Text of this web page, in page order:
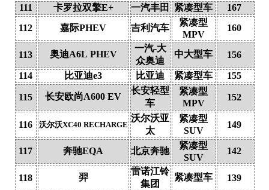
111
卡罗拉双擎E+ 一汽丰田 紧凑型车
167
112
嘉际PHEV 吉利汽车
紧凑型
MPV
160
113 奥迪A6L PHEV
一汽-大
众奥迪
中大型车 156
114 比亚迪e3 比亚迪 紧凑型车 155
115 长安欧尚A600 EV
长安轻型
车
紧凑型
MPV
152
116 沃尔沃XC40 RECHARGE
沃尔沃亚
太
紧凑型
SUV
149
117 奔驰EQA 北京奔驰
紧凑型
SUV
142
118 羿
雷诺江铃
集团
紧凑型车 139